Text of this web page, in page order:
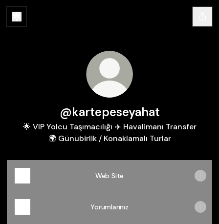
@kartepeseyahat
🌟 VIP Yolcu Taşımacılığı ✈️ Havalimanı Transfer
🌍 Günübirlik / Konaklamalı Turlar
Web Site
Yorumlarınız